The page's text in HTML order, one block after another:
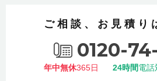
ご相談、お見積り
0120-
年中無休365日 24時間電話